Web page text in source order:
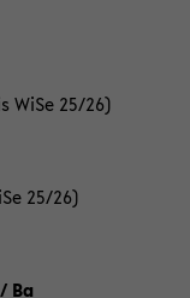
WiSe 25/26)
25/26)
Ba